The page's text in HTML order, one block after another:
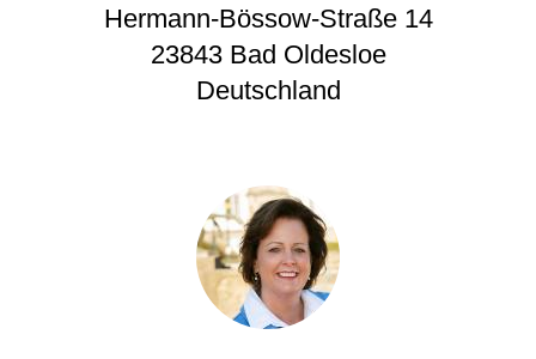
Hermann-Bössow-Straße 14
23843 Bad Oldesloe
Deutschland